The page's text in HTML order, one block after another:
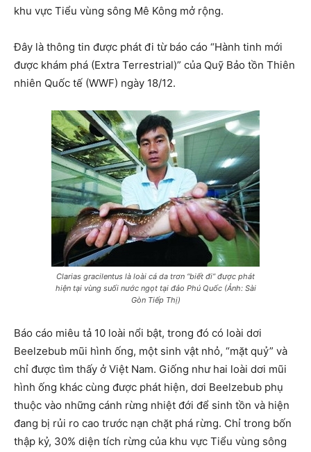
khu vực Tiểu vùng sông Mê Kông mở rộng.
Đây là thông tin được phát đi từ báo cáo “Hành tinh mới
được khám phá (Extra Terrestrial)” của Quỹ Bảo tồn Thiên
nhiên Quốc tế (WWF) ngày 18/12.
Clarias gracilentus là loài cá da trơn “biết đi” được phát
hiện tại vùng suối nước ngọt tại đảo Phú Quốc (Ảnh: Sài
Gòn Tiếp Thị)
Báo cáo miêu tả 10 loài nổi bật, trong đó có loài dơi
Beelzebub mũi hình ống, một sinh vật nhỏ, “mặt quỷ” và
chỉ được tìm thấy ở Việt Nam. Giống như hai loài dơi mũi
hình ống khác cùng được phát hiện, dơi Beelzebub phụ
thuộc vào những cánh rừng nhiệt đới để sinh tồn và hiện
đang bị rủi ro cao trước nạn chặt phá rừng. Chỉ trong bốn
thập kỷ, 30% diện tích rừng của khu vực Tiểu vùng sông